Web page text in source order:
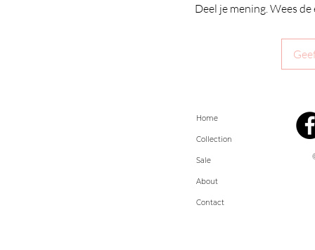
Deel je mening. Wees
Home
Collection
Sale
About
Contact